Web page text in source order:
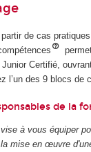
de cas
Junior Certifié,
l’un des 9 blocs de
de la
à vous équiper
mise en œuvre